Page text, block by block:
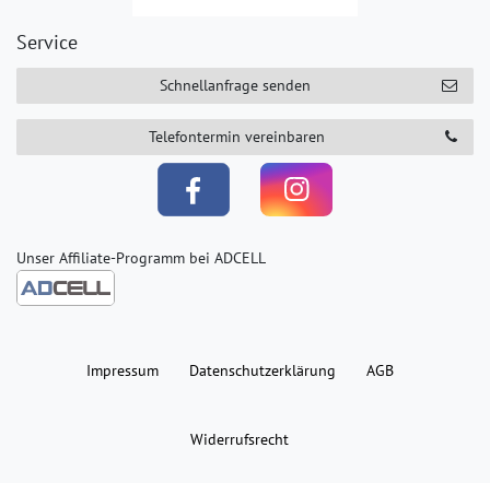
Service
Schnellanfrage senden
Telefontermin vereinbaren
Unser Affiliate-Programm bei ADCELL
Impressum Daten­schutz­erklärung AGB
Widerrufs­recht